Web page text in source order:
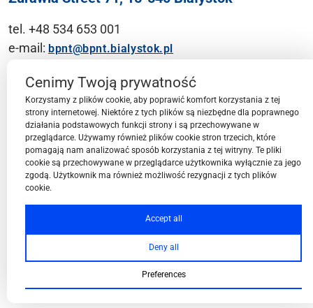
tel. +48 534 653 001
e-mail: bpnt@bpnt.bialystok.pl
Contact
BPN-T Area
BPN-T Offer
Cenimy Twoją prywatność
Korzystamy z plików cookie, aby poprawić komfort korzystania z tej
strony internetowej. Niektóre z tych plików są niezbędne dla poprawnego
działania podstawowych funkcji strony i są przechowywane w
przeglądarce. Używamy również plików cookie stron trzecich, które
pomagają nam analizować sposób korzystania z tej witryny. Te pliki
cookie są przechowywane w przeglądarce użytkownika wyłącznie za jego
zgodą. Użytkownik ma również możliwość rezygnacji z tych plików
cookie.
Accept all
Deny all
Preferences